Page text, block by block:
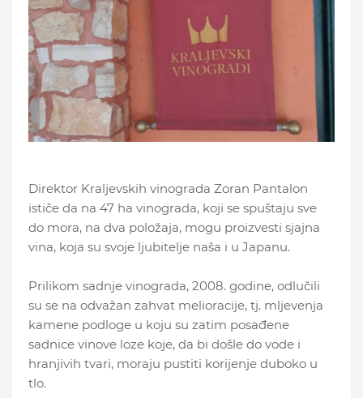
Direktor Kraljevskih vinograda Zoran Pantalon
ističe da na 47 ha vinograda, koji se spuštaju sve
do mora, na dva položaja, mogu proizvesti sjajna
vina, koja su svoje ljubitelje naša i u Japanu.
Prilikom sadnje vinograda, 2008. godine, odlučili
su se na odvažan zahvat melioracije, tj. mljevenja
kamene podloge u koju su zatim posađene
sadnice vinove loze koje, da bi došle do vode i
hranjivih tvari, moraju pustiti korijenje duboko u
tlo.